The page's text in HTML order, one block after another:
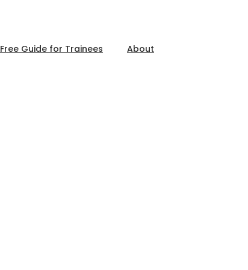
Free Guide for Trainees About